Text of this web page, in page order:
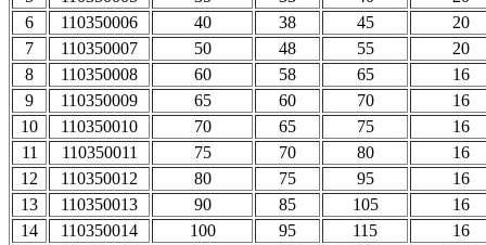
6
110350006 40 38 45
20
7
110350007 50 48 55
20
8
110350008 60 58 65
16
9
110350009 65 60 70
16
10
110350010 70 65 75
16
11
110350011 75 70 80
16
12
110350012 80 75 95
16
13
110350013 90 85 105
16
14
110350014 100 95 115
16